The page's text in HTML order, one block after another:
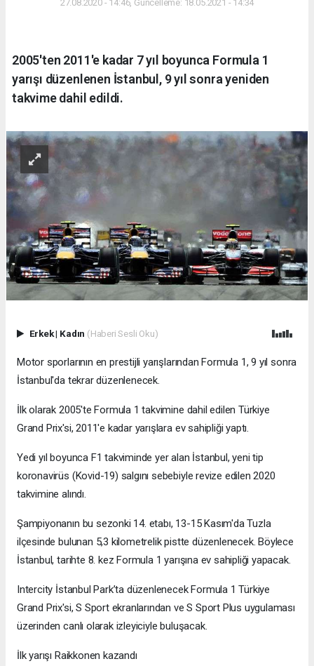
27.08.2020 - 14:46, Güncelleme: 18.05.2021 - 14:34
2005'ten 2011'e kadar 7 yıl boyunca Formula 1
yarışı düzenlenen İstanbul, 9 yıl sonra yeniden
takvime dahil edildi.
Erkek| Kadın (Haberi Sesli Oku)
Motor sporlarının en prestijli yarışlarından Formula 1, 9 yıl sonra
İstanbul'da tekrar düzenlenecek.
İlk olarak 2005'te Formula 1 takvimine dahil edilen Türkiye
Grand Prix'si, 2011'e kadar yarışlara ev sahipliği yaptı.
Yedi yıl boyunca F1 takviminde yer alan İstanbul, yeni tip
koronavirüs (Kovid-19) salgını sebebiyle revize edilen 2020
takvimine alındı.
Şampiyonanın bu sezonki 14. etabı, 13-15 Kasım'da Tuzla
ilçesinde bulunan 5,3 kilometrelik pistte düzenlenecek. Böylece
İstanbul, tarihte 8. kez Formula 1 yarışına ev sahipliği yapacak.
Intercity İstanbul Park’ta düzenlenecek Formula 1 Türkiye
Grand Prix'si, S Sport ekranlarından ve S Sport Plus uygulaması
üzerinden canlı olarak izleyiciyle buluşacak.
İlk yarışı Raikkonen kazandı